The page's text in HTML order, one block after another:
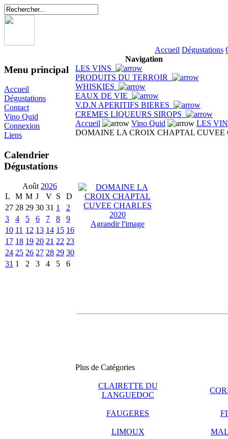
Accueil Dégustations
Menu principal
Accueil
Dégustations
Contact
Vino Quid
Connexion
Liens
Calendrier
Dégustations
Août 2026
L
M M J V S
D
27 28 29 30 31 1
2
3
4 5 6 7 8
9
10 11 12 13 14 15 16
17 18 19 20 21 22 23
24 25 26 27 28 29 30
31 1 2 3 4 5 6
Navigation
LES VINS
PRODUITS DU TERROIR
WHISKIES
EAUX DE VIE
V.D.N APERITIFS BIERES
CREMES LIQUEURS SIROPS
Accueil
Vino Quid
LES
DOMAINE LA CROIX CHAPTAL CUVEE
Agrandir l'image
Plus de Catégories
CLAIRETTE DU
LANGUEDOC
FAUGERES
LIMOUX